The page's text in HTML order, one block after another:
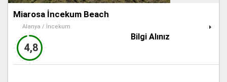
Miarosa İncekum Beach
Alanya / İncekum
4,8
Bilgi Alınız